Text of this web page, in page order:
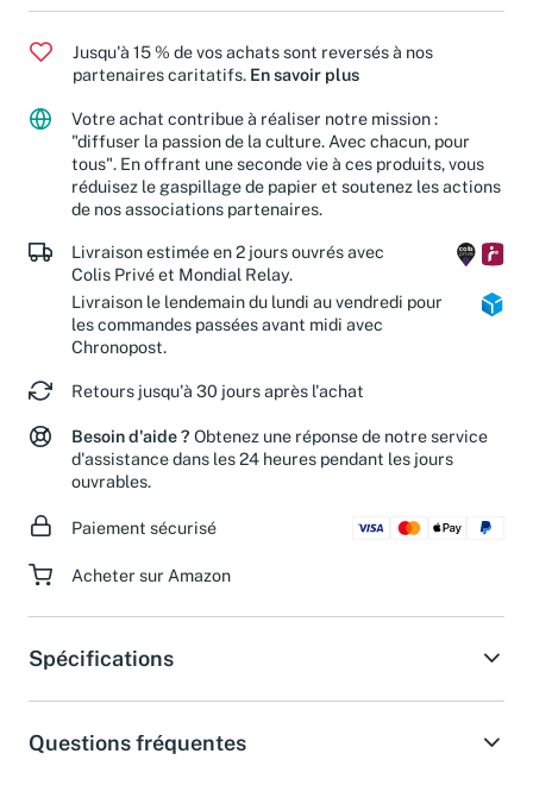
Jusqu'à 15 % de vos achats sont reversés à nos
partenaires caritatifs. En savoir plus
Votre achat contribue à réaliser notre mission :
"diffuser la passion de la culture. Avec chacun, pour
tous". En offrant une seconde vie à ces produits, vous
réduisez le gaspillage de papier et soutenez les actions
de nos associations partenaires.
Livraison estimée en 2 jours ouvrés avec
Colis Privé et Mondial Relay.
Livraison le lendemain du lundi au vendredi pour
les commandes passées avant midi avec
Chronopost.
Retours jusqu'à 30 jours après l'achat
Besoin d'aide ? Obtenez une réponse de notre service
d'assistance dans les 24 heures pendant les jours
ouvrables.
Paiement sécurisé
Acheter sur Amazon
Spécifications
Questions fréquentes